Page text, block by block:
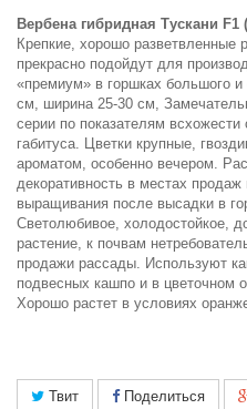
Вербена гибридная Тускани
Крепкие, хорошо разветвленные
прекрасно подойдут для
«премиум» в горшках большого
см, ширина 25-30 см,
серии по показателям
габитуса. Цветки крупные,
ароматом, особенно вечером.
декоративность в местах
выращивания после высадки в
Светолюбивое, холодостойкое,
растение, к почвам
продажи рассады. Используют
подвесных кашпо и в цветочном
Хорошо растет в условиях
Твит Поделиться